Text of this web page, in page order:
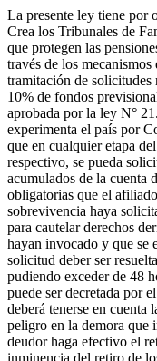
La presente ley tiene por
Crea los Tribunales de
que protegen las
través de los
tramitación de solicitudes
10% de fondos
aprobada por la ley N°
experimenta el país por
que en cualquier etapa
respectivo, se pueda
acumulados de la cuenta
obligatorias que el
sobrevivencia haya
para cautelar derechos
hayan invocado y que se
solicitud deber ser
pudiendo exceder de 48
puede ser decretada por
deberá tenerse en
peligro en la demora que
deudor haga efectivo el
inminencia del retiro de